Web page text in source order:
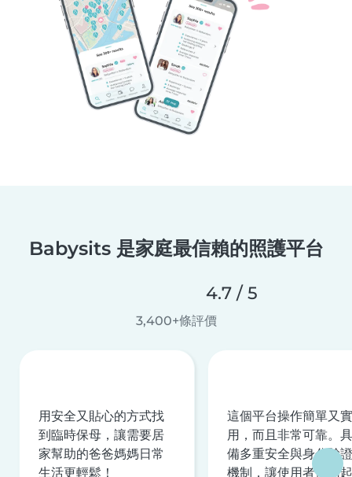
Babysits 是家庭最信賴的照護平台
4.7 / 5
3,400+條評價
用安全又貼心的方式找
到臨時保母，讓需要居
家幫助的爸爸媽媽日常
生活更輕鬆！
這個平台操作簡單又實
用，而且非常可靠。具
備多重安全與身分驗證
機制，讓使用者使用起